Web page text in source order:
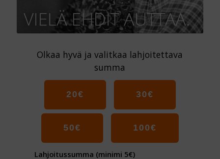
Olkaa hyvä ja valitkaa lahjoitettava
summa
20€ 30€
50€ 100€
Lahjoitussumma (minimi 5€)